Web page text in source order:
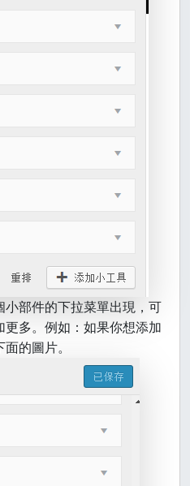
小部件的下拉菜單出現，可
更多。例如：如果你想添加
的圖片。